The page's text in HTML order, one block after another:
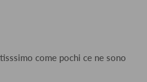
come pochi ce ne sono